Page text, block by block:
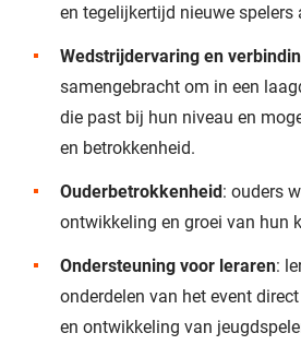
en tegelijkertijd nieuwe spelers
Wedstrijdervaring en
samengebracht om in een
die past bij hun niveau en
en betrokkenheid.
Ouderbetrokkenheid: ouders
ontwikkeling en groei van hun
Ondersteuning voor leraren:
onderdelen van het event
en ontwikkeling van